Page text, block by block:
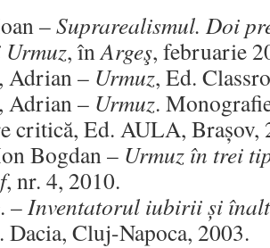
–Suprarealismul. Doi
Urmuz, înArgeş, februarie
Adrian – Urmuz, Ed.
Adrian – Urmuz.
critică, Ed. AULA, Brașov,
Bogdan – Urmuz în trei
, nr. 4, 2010.
–Inventatorul iubirii și
Dacia, Cluj-Napoca, 2003.